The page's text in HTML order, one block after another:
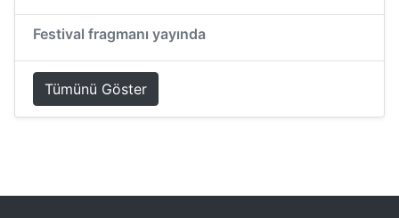
Festival fragmanı yayında
Tümünü Göster